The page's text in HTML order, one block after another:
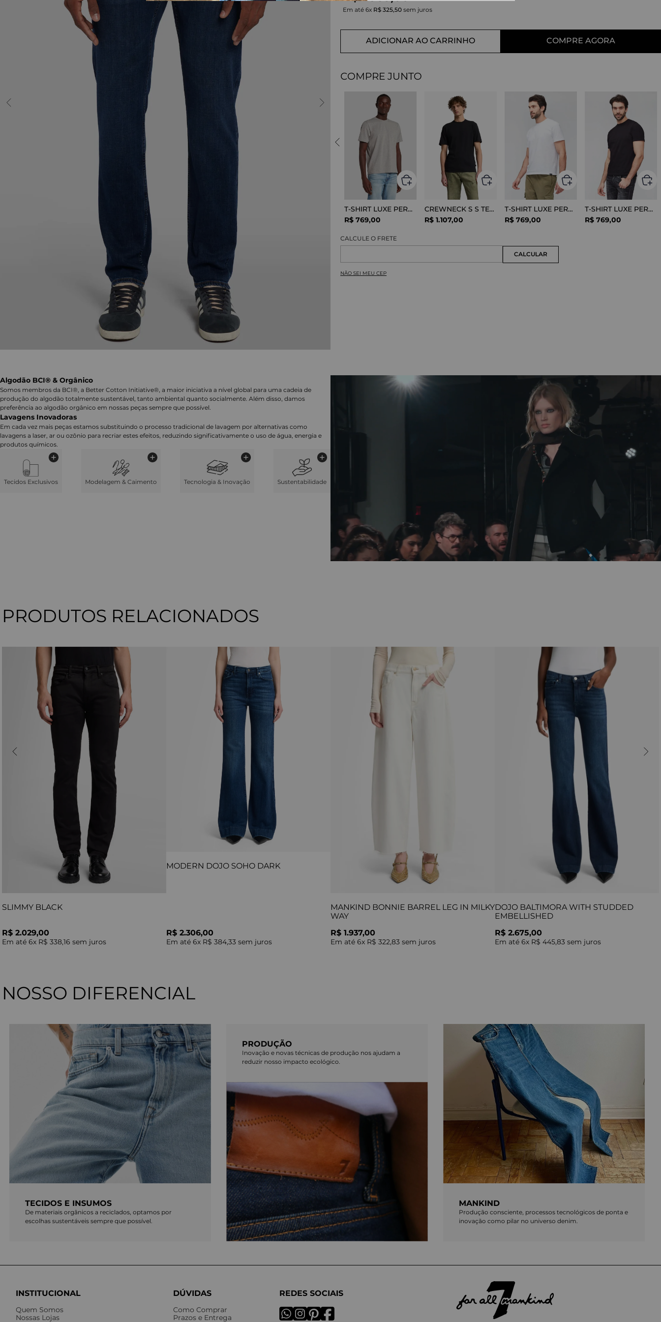
Em até 6x R$ 325,50 sem juros
ADICIONAR AO CARRINHO COMPRE AGORA
COMPRE JUNTO
T-SHIRT LUXE PERFOR GREY MELANGE
R$ 769,00
CREWNECK S S TEE COTTON BLACK
R$ 1.107,00
T-SHIRT LUXE PERFORMANCE WHITE
R$ 769,00
T-SHIRT LUXE PERFORMANCE BLACK
R$ 769,00
NÃO SEI MEU CEP
Algodão BCI® & Orgânico
Somos membros da BCI®, a Better Cotton Initiative®, a maior iniciativa a nível global para uma cadeia de
produção do algodão totalmente sustentável, tanto ambiental quanto socialmente. Além disso, damos
preferência ao algodão orgânico em nossas peças sempre que possível.
Lavagens Inovadoras
Em cada vez mais peças estamos substituindo o processo tradicional de lavagem por alternativas como
lavagens a laser, ar ou ozônio para recriar estes efeitos, reduzindo significativamente o uso de água, energia e
produtos químicos.
Tecidos Exclusivos Modelagem & Caimento Tecnologia & Inovação Sustentabilidade
PRODUTOS RELACIONADOS
SLIMMY BLACK
R$ 2.029,00
Em até 6x R$ 338,16 sem juros
MODERN DOJO SOHO DARK
R$ 2.306,00
Em até 6x R$ 384,33 sem juros
MANKIND BONNIE BARREL LEG IN MILKY
WAY
R$ 1.937,00
Em até 6x R$ 322,83 sem juros
DOJO BALTIMORA WITH STUDDED
EMBELLISHED
R$ 2.675,00
Em até 6x R$ 445,83 sem juros
NOSSO DIFERENCIAL
TECIDOS E INSUMOS
De materiais orgânicos a reciclados, optamos por
escolhas sustentáveis sempre que possível.
PRODUÇÃO
Inovação e novas técnicas de produção nos ajudam a
reduzir nosso impacto ecológico.
MANKIND
Produção consciente, processos tecnológicos de ponta e
inovação como pilar no universo denim.
INSTITUCIONAL
Quem Somos
Nossas Lojas
DÚVIDAS
Como Comprar
Prazos e Entrega
REDES SOCIAIS